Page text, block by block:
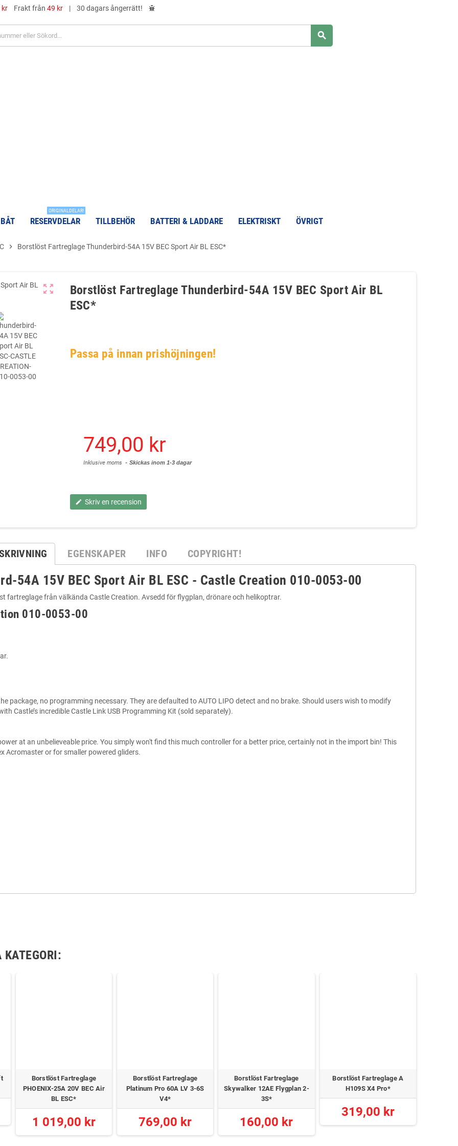
kr Frakt från 49 kr | 30 dagars ångerrätt!
search
RESERVDELAR
ORIGINALDELAR!
TILLBEHÖR BATTERI & LADDARE ELEKTRISKT ÖVRIGT
chevron_right Borstlöst Fartreglage Thunderbird-54A 15V BEC Sport Air BL ESC*
zoom_out_map
Borstlöst Fartreglage Thunderbird-54A 15V BEC Sport Air BL
ESC*
Passa på innan prishöjningen!
749,00 kr
Inklusive moms Skickas inom 1-3 dagar
edit Skriv en recension
EGENSKAPER INFO COPYRIGHT!
54A 15V BEC Sport Air BL ESC - Castle Creation 010-0053-00
fartreglage från välkända Castle Creation. Avsedd för flygplan, drönare och helikoptrar.
010-0053-00
package, no programming necessary. They are defaulted to AUTO LIPO detect and no brake. Should users wish to modify
Castle’s incredible Castle Link USB Programming Kit (sold separately).
at an unbelieveable price. You simply won't find this much controller for a better price, certainly not in the import bin! This
Acromaster or for smaller powered gliders.
Borstlöst Fartreglage
PHOENIX-25A 20V BEC Air
BL ESC*
1 019,00 kr
Borstlöst Fartreglage
Platinum Pro 60A LV 3-6S
V4*
769,00 kr
Borstlöst Fartreglage
Skywalker 12AE Flygplan 2-
3S*
160,00 kr
Borstlöst Fartreglage A
H109S X4 Pro*
319,00 kr